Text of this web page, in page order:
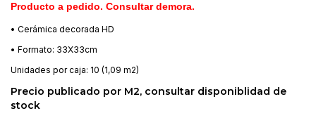
Producto a pedido. Consultar demora.
• Cerámica decorada HD
• Formato: 33X33cm
Unidades por caja: 10 (1,09 m2)
Precio publicado por M2, consultar disponiblidad de
stock